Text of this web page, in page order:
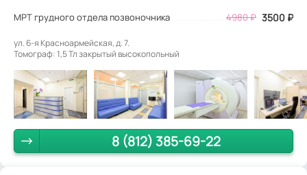
МРТ грудного отдела позвоночника 4980₽ 3500 ₽
ул. 6-я Красноармейская, д. 7.
Томограф: 1,5 Тл закрытый высокопольный
8 (812) 385-69-22